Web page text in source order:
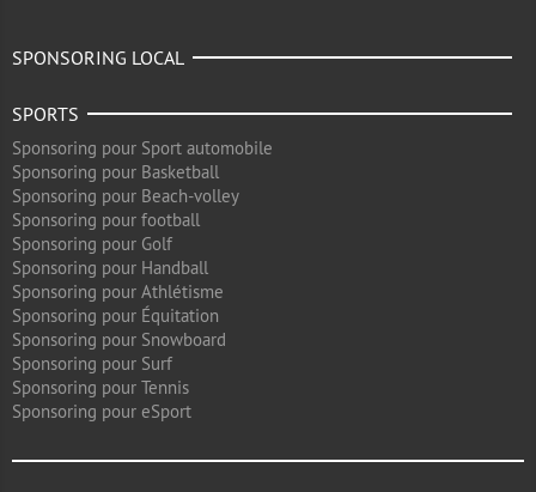
SPONSORING LOCAL
SPORTS
Sponsoring pour Sport automobile
Sponsoring pour Basketball
Sponsoring pour Beach-volley
Sponsoring pour football
Sponsoring pour Golf
Sponsoring pour Handball
Sponsoring pour Athlétisme
Sponsoring pour Équitation
Sponsoring pour Snowboard
Sponsoring pour Surf
Sponsoring pour Tennis
Sponsoring pour eSport